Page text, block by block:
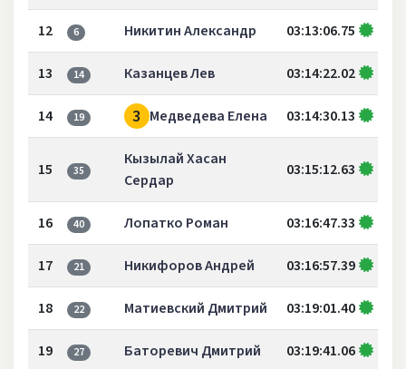
12 6 Никитин Александр 03:13:06.75
13 14 Казанцев Лев 03:14:22.02
14 19 3 Медведева Елена 03:14:30.13
15 35
Кызылай Хасан
Сердар
03:15:12.63
16 40 Лопатко Роман 03:16:47.33
17 21 Никифоров Андрей 03:16:57.39
18 22 Матиевский Дмитрий 03:19:01.40
19 27 Баторевич Дмитрий 03:19:41.06